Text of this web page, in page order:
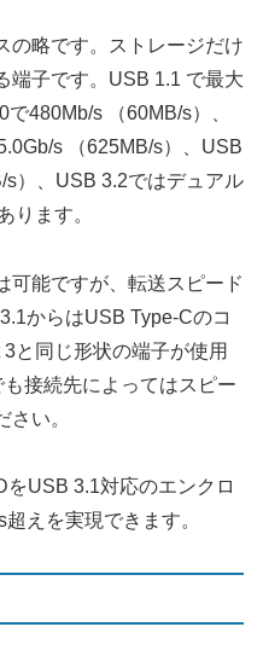
の略です。ストレージだけ
端子です。USB 1.1 で最大
480Mb/s （60MB/s）、
s （625MB/s）、USB
s）、USB 3.2ではデュアル
ります。
可能ですが、転送スピード
からはUSB Type-Cのコ
と同じ形状の端子が使用
接続先によってはスピー
さい。
USB 3.1対応のエンクロ
えを実現できます。